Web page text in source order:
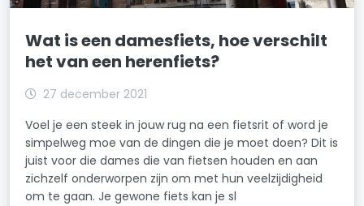
Wat is een damesfiets, hoe verschilt
het van een herenfiets?
27 december 2021
Voel je een steek in jouw rug na een fietsrit of word je
simpelweg moe van de dingen die je moet doen? Dit is
juist voor die dames die van fietsen houden en aan
zichzelf onderworpen zijn om met hun veelzijdigheid
om te gaan. Je gewone fiets kan je sl